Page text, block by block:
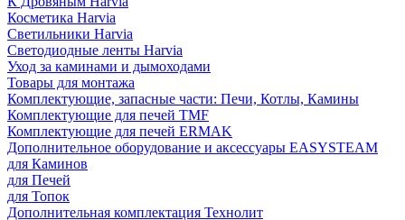
Косметика Harvia
Светильники Harvia
Светодиодные ленты Harvia
Уход за каминами и дымоходами
Товары для монтажа
Комплектующие, запасные части: Печи, Котлы, Камины
Комплектующие для печей TMF
Комплектующие для печей ERMAK
Дополнительное оборудование и аксессуары EASYSTEAM
для Каминов
для Печей
для Топок
Дополнительная комплектация Технолит